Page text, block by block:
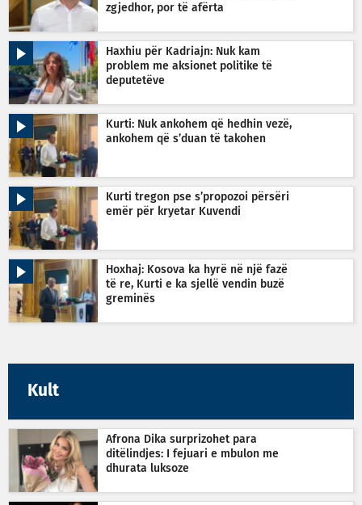
zgjedhor, por të afërta
Haxhiu për Kadriajn: Nuk kam
problem me aksionet politike të
deputetëve
Kurti: Nuk ankohem që hedhin vezë,
ankohem që s’duan të takohen
Kurti tregon pse s’propozoi përsëri
emër për kryetar Kuvendi
Hoxhaj: Kosova ka hyrë në një fazë
të re, Kurti e ka sjellë vendin buzë
greminës
Kult
Afrona Dika surprizohet para
ditëlindjes: I fejuari e mbulon me
dhurata luksoze